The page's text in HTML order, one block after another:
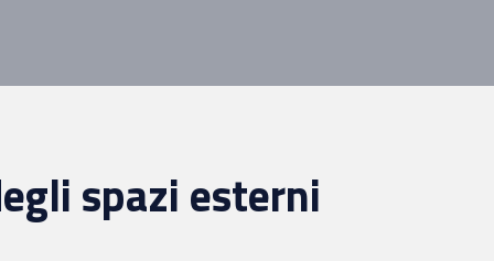
spazi esterni